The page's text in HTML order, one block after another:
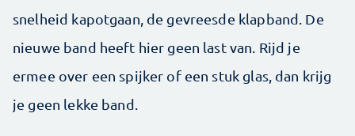
snelheid kapotgaan, de gevreesde klapband. De
nieuwe band heeft hier geen last van. Rijd je
ermee over een spijker of een stuk glas, dan krijg
je geen lekke band.